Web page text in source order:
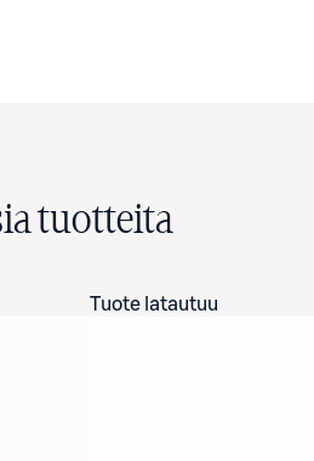
tuotteita
Tuote latautuu